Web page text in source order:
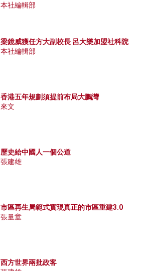
本社編輯部
梁鏡威獲任方大副校長 呂大樂加盟社科院
本社編輯部
香港五年規劃須提前布局大鵬灣
來文
歷史給中國人一個公道
張建雄
市區再生局範式實現真正的市區重建3.0
張量童
西方世界兩批政客